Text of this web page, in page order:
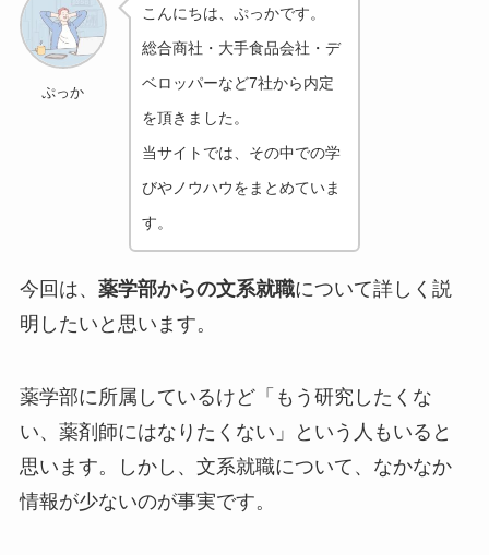
ぷっか
こんにちは、ぷっかです。
総合商社・大手食品会社・デ
ベロッパーなど7社から内定
を頂きました。
当サイトでは、その中での学
びやノウハウをまとめていま
す。
今回は、 薬学部からの文系就職について詳しく説
明したいと思います。
薬学部に所属しているけど「もう研究したくな
い、薬剤師にはなりたくない」という人もいると
思います。しかし、文系就職について、なかなか
情報が少ないのが事実です。